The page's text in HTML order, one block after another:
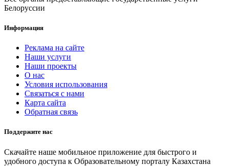
Белоруссии
Информация
Реклама на сайте
Наши услуги
Наши проекты
О нас
Условия использования
Связаться с нами
Карта сайта
Обратная связь
Поддержите нас
Скачайте наше мобильное приложение для быстрого и
удобного доступа к Образовательному порталу Казахстана